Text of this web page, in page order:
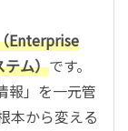
Enterprise
テム）です。
報」を一元管
本から変える